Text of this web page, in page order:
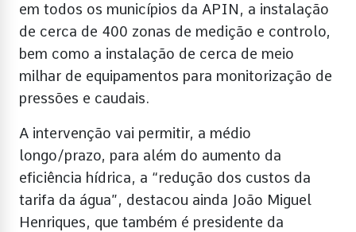
em todos os municípios da APIN, a instalação
de cerca de 400 zonas de medição e controlo,
bem como a instalação de cerca de meio
milhar de equipamentos para monitorização de
pressões e caudais.
A intervenção vai permitir, a médio
longo/prazo, para além do aumento da
eficiência hídrica, a “redução dos custos da
tarifa da água”, destacou ainda João Miguel
Henriques, que também é presidente da